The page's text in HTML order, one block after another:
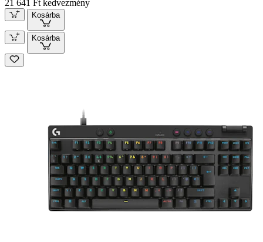
21 641 Ft kedvezmény
Kosárba
Kosárba